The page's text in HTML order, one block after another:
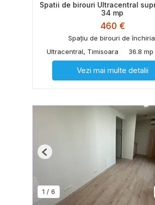
Spatii de birouri Ultracentral
34 mp
460 €
Spațiu de birouri de
Ultracentral, Timisoara
36.8 mp
Vezi mai multe detalii
1 / 6
Previous